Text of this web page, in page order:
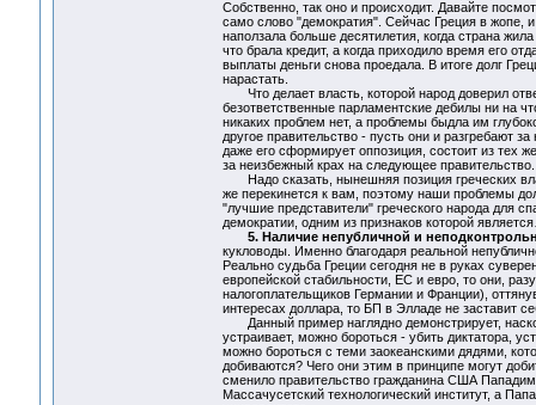
Собственно, так оно и происходит. Давайте
само слово "демократия". Сейчас Греция в жопе,
наползала больше десятилетия, когда страна
что брала кредит, а когда приходило время его
выплаты деньги снова проедала. В итоге долг
нарастать.
Что делает власть, которой народ доверил
безответственные парламентские дебилы ни на
никаких проблем нет, а проблемы быдла им
другое правительство - пусть они и разгребают
даже его сформирует оппозиция, состоит из тех
за неизбежный крах на следующее
Надо сказать, нынешняя позиция греческих
же перекинется к вам, поэтому наши проблемы
"лучшие представители" греческого народа для
демократии, одним из признаков которой
5. Наличие непубличной и
кукловоды. Именно благодаря реальной
Реально судьба Греции сегодня не в руках
европейской стабильности, ЕС и евро, то они,
налогоплательщиков Германии и Франции),
интересах доллара, то БП в Элладе не заставит
Данный пример наглядно демонстрирует,
устраивает, можно бороться - убить диктатора,
можно бороться с теми заокеанскими дядями,
добиваются? Чего они этим в принципе могут
сменило правительство гражданина США
Массачусетский технологический институт, а